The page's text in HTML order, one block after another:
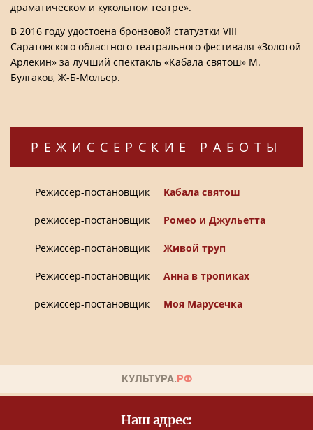
драматическом и кукольном театре».
В 2016 году удостоена бронзовой статуэтки VIII
Саратовского областного театрального фестиваля «Золотой
Арлекин» за лучший спектакль «Кабала святош» М.
Булгаков, Ж-Б-Мольер.
РЕЖИССЕРСКИЕ РАБОТЫ
Режиссер-постановщик Кабала святош
режиссер-постановщик Ромео и Джульетта
Режиссер-постановщик Живой труп
Режиссер-постановщик Анна в тропиках
режиссер-постановщик Моя Марусечка
Наш адрес: